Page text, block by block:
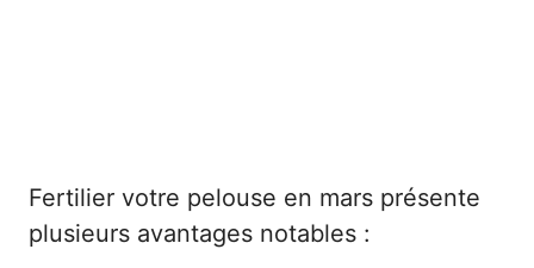
Fertilier votre pelouse en mars présente
plusieurs avantages notables :